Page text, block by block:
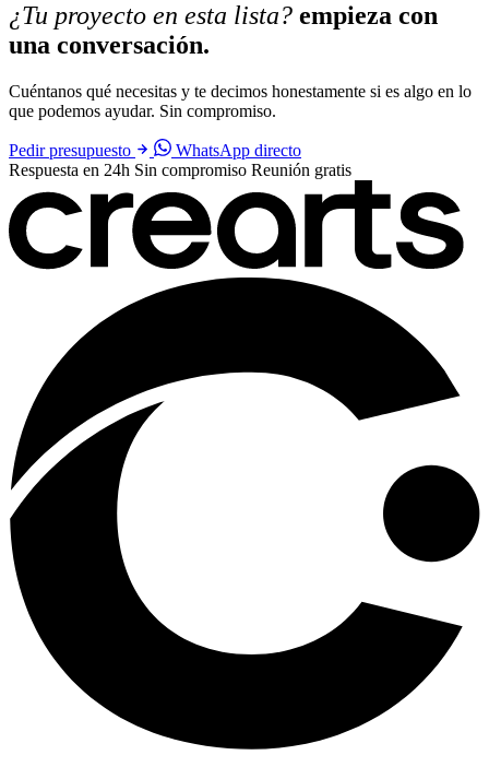
¿Tu proyecto en esta lista? empieza con
una conversación.
Cuéntanos qué necesitas y te decimos honestamente si es algo en lo
que podemos ayudar. Sin compromiso.
Pedir presupuesto
WhatsApp directo
Respuesta en 24h Sin compromiso Reunión gratis